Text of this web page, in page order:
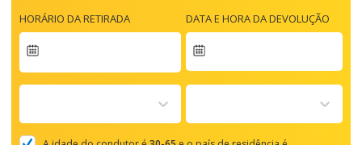
HORÁRIO DA RETIRADA
forward
with
DATA E HORA DA DEVOLUÇÃO